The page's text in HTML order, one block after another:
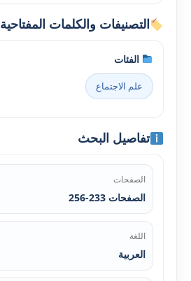
التصنيفات والكلمات المفتاحية
الفئات
علم الاجتماع
تفاصيل البحث
الصفحات
الصفحات 233-256
اللغة
العربية